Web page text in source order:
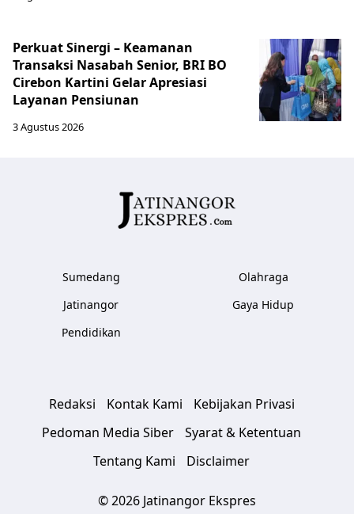
Perkuat Sinergi – Keamanan
Transaksi Nasabah Senior, BRI BO
Cirebon Kartini Gelar Apresiasi
Layanan Pensiunan
3 Agustus 2026
Sumedang
Jatinangor
Pendidikan
Olahraga
Gaya Hidup
Redaksi Kontak Kami
Kebijakan Privasi
Pedoman Media Siber
Syarat & Ketentuan
Tentang Kami
Disclaimer
© 2026 Jatinangor Ekspres